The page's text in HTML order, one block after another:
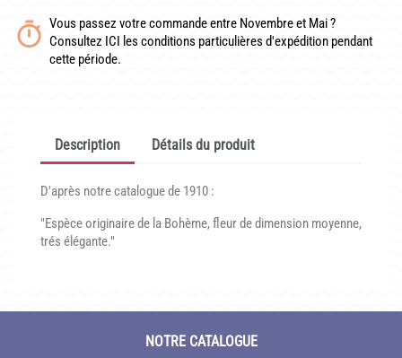
CONDITIONNEMENT, GARANTIES ET DÉLAIS DE LIVRAISON
TÉLÉCHARGER UN BON DE COMMANDE VIERGE
Vous passez votre commande entre Novembre et Mai ?
Consultez ICI les conditions particulières d'expédition pendant
cette période.
Description Détails du produit
D'après notre catalogue de 1910 :
"Espèce originaire de la Bohème, fleur de dimension moyenne,
trés élégante."
NOTRE CATALOGUE